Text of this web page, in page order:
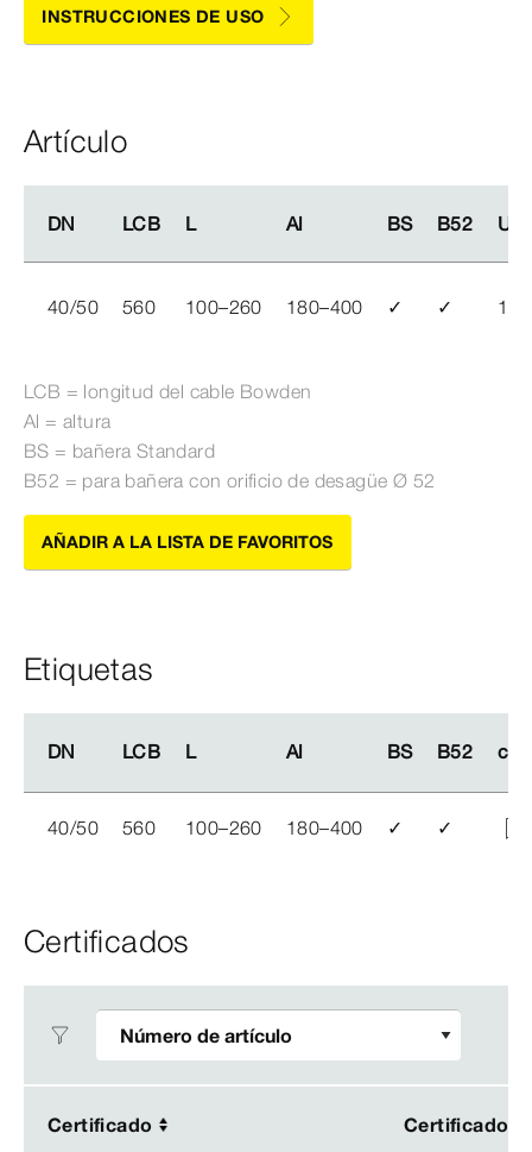
INSTRUCCIONES DE USO
Artículo
DN LCB L Al BS B52 UE
DN LCB L Al BS B52 UE
40/50 560 100–260 180–400 ✓ ✓ 10
LCB = longitud del cable Bowden
Al = altura
BS = bañera Standard
B52 = para bañera con orificio de desagüe Ø 52
AÑADIR A LA LISTA DE FAVORITOS
Etiquetas
DN LCB L Al BS B52
DN LCB L Al BS B52
40/50 560 100–260 180–400 ✓ ✓
Certificados
Certificado Certificado
Certificado Certificado